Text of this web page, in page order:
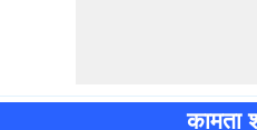
कामता